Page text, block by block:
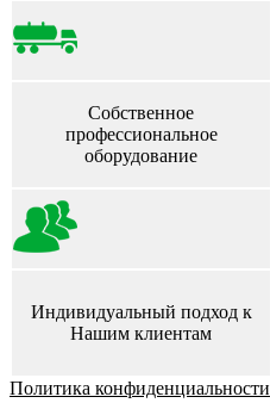
Собственное
профессиональное
оборудование
Индивидуальный подход к
Нашим клиентам
Политика конфиденциальности